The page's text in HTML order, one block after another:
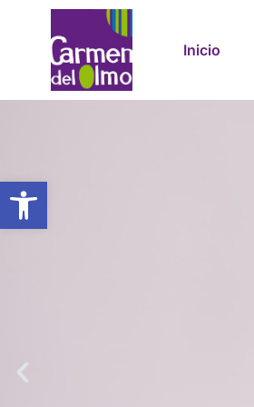
Abrir barra de herramientas
Inicio